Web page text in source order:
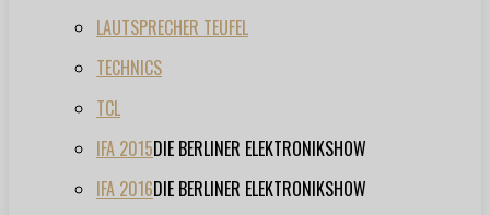
LAUTSPRECHER TEUFEL
TECHNICS
TCL
IFA 2015DIE BERLINER ELEKTRONIKSHOW
IFA 2016DIE BERLINER ELEKTRONIKSHOW